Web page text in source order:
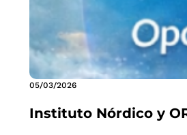
05/03/2026
Instituto Nórdico y